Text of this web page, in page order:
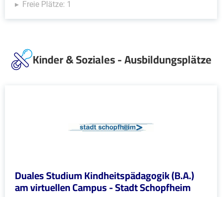
Freie Plätze: 1
Kinder & Soziales - Ausbildungsplätze
Duales Studium Kindheitspädagogik (B.A.)
am virtuellen Campus - Stadt Schopfheim